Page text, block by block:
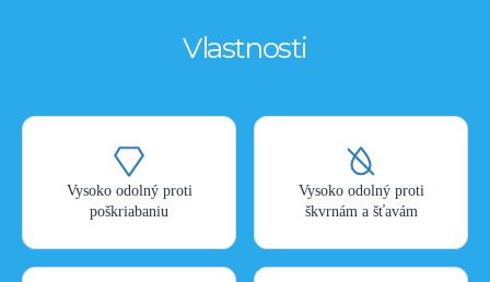
Vlastnosti
Vysoko odolný proti
poškriabaniu
Vysoko odolný proti
škvrnám a šťavám